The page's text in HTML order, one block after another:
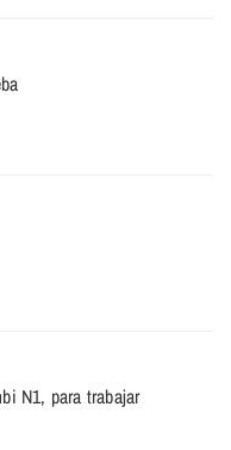
N1, para trabajar